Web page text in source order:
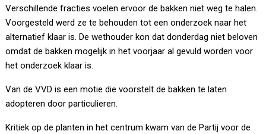
Verschillende fracties voelen ervoor de bakken niet weg te halen.
Voorgesteld werd ze te behouden tot een onderzoek naar het
alternatief klaar is. De wethouder kon dat donderdag niet beloven
omdat de bakken mogelijk in het voorjaar al gevuld worden voor
het onderzoek klaar is.
Van de VVD is een motie die voorstelt de bakken te laten
adopteren door particulieren.
Kritiek op de planten in het centrum kwam van de Partij voor de